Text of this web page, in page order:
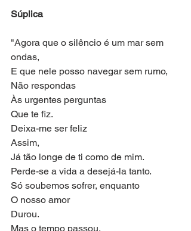
Súplica
"Agora que o silêncio é um mar sem
ondas,
E que nele posso navegar sem rumo,
Não respondas
Às urgentes perguntas
Que te fiz.
Deixa-me ser feliz
Assim,
Já tão longe de ti como de mim.
Perde-se a vida a desejá-la tanto.
Só soubemos sofrer, enquanto
O nosso amor
Durou.
Mas o tempo passou,